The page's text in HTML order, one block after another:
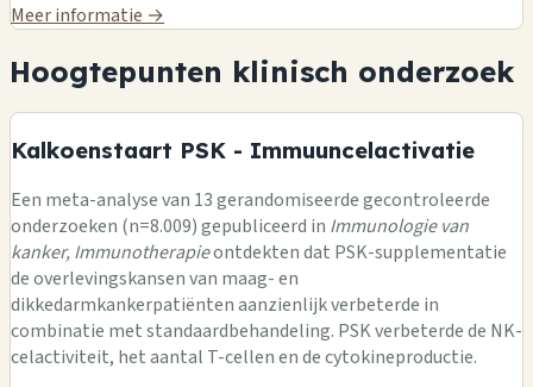
Meer informatie →
Hoogtepunten klinisch onderzoek
Kalkoenstaart PSK - Immuuncelactivatie
Een meta-analyse van 13 gerandomiseerde gecontroleerde
onderzoeken (n=8.009) gepubliceerd in Immunologie van
kanker, Immunotherapieontdekten dat PSK-supplementatie
de overlevingskansen van maag- en
dikkedarmkankerpatiënten aanzienlijk verbeterde in
combinatie met standaardbehandeling. PSK verbeterde de NK-
celactiviteit, het aantal T-cellen en de cytokineproductie.